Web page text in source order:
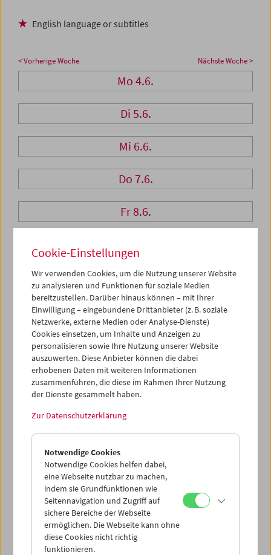
English language or subtitles
< Vorherige Woche Nächste Woche >
Mo 4.6.
Di 5.6.
Mi 6.6.
Do 7.6.
Fr 8.6.
So 10.6.
PROGRAMM ÜBERBLICK
Filmmuseum ist. Ohne Pause
Cookie-Einstellungen
Wir verwenden Cookies, um die Nutzung unserer Website
zu analysieren und Funktionen für soziale Medien
bereitzustellen. Darüber hinaus können – mit Ihrer
Einwilligung – eingebundene Drittanbieter (z. B. soziale
Netzwerke, externe Medien oder Analyse-Dienste)
Cookies einsetzen, um Inhalte und Anzeigen zu
personalisieren sowie Ihre Nutzung unserer Website
auszuwerten. Diese Anbieter können die dabei
erhobenen Daten mit weiteren Informationen
zusammenführen, die diese im Rahmen Ihrer Nutzung
der Dienste gesammelt haben.
Zur Datenschutzerklärung
Notwendige Cookies
Notwendige Cookies helfen dabei,
eine Webseite nutzbar zu machen,
indem sie Grundfunktionen wie
Seitennavigation und Zugriff auf
sichere Bereiche der Webseite
ermöglichen. Die Webseite kann ohne
diese Cookies nicht richtig
funktionieren.